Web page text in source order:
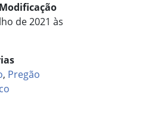
de 2021 às
, Pregão